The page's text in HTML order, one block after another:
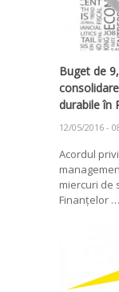
Buget de
durabile în
12/05/2016 -
Acordul
miercuri de
Finanțelor …